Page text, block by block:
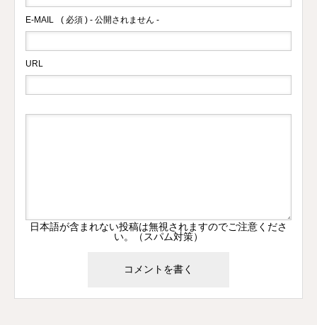
E-MAIL ( 必須 ) - 公開されません -
URL
日本語が含まれない投稿は無視されますのでご注意くださ
い。（スパム対策）